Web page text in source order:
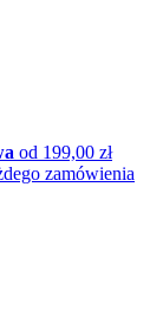
od 199,00 zł
zamówienia